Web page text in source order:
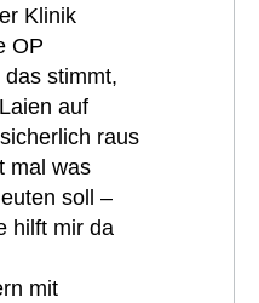
Klinik
OP
stimmt,
auf
raus
mal was
soll –
hilft mir da
mit